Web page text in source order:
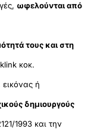
ωφελούνται από
τους και στη
κοκ.
ή
δημιουργούς
1993 και την